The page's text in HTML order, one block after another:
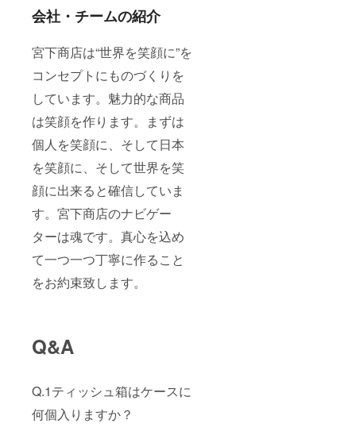
会社・チームの紹介
宮下商店は“世界を笑顔に”を
コンセプトにものづくりを
しています。魅力的な商品
は笑顔を作ります。まずは
個人を笑顔に、そして日本
を笑顔に、そして世界を笑
顔に出来ると確信していま
す。宮下商店のナビゲー
ターは魂です。真心を込め
て一つ一つ丁寧に作ること
をお約束致します。
Q&A
Q.1ティッシュ箱はケースに
何個入りますか？